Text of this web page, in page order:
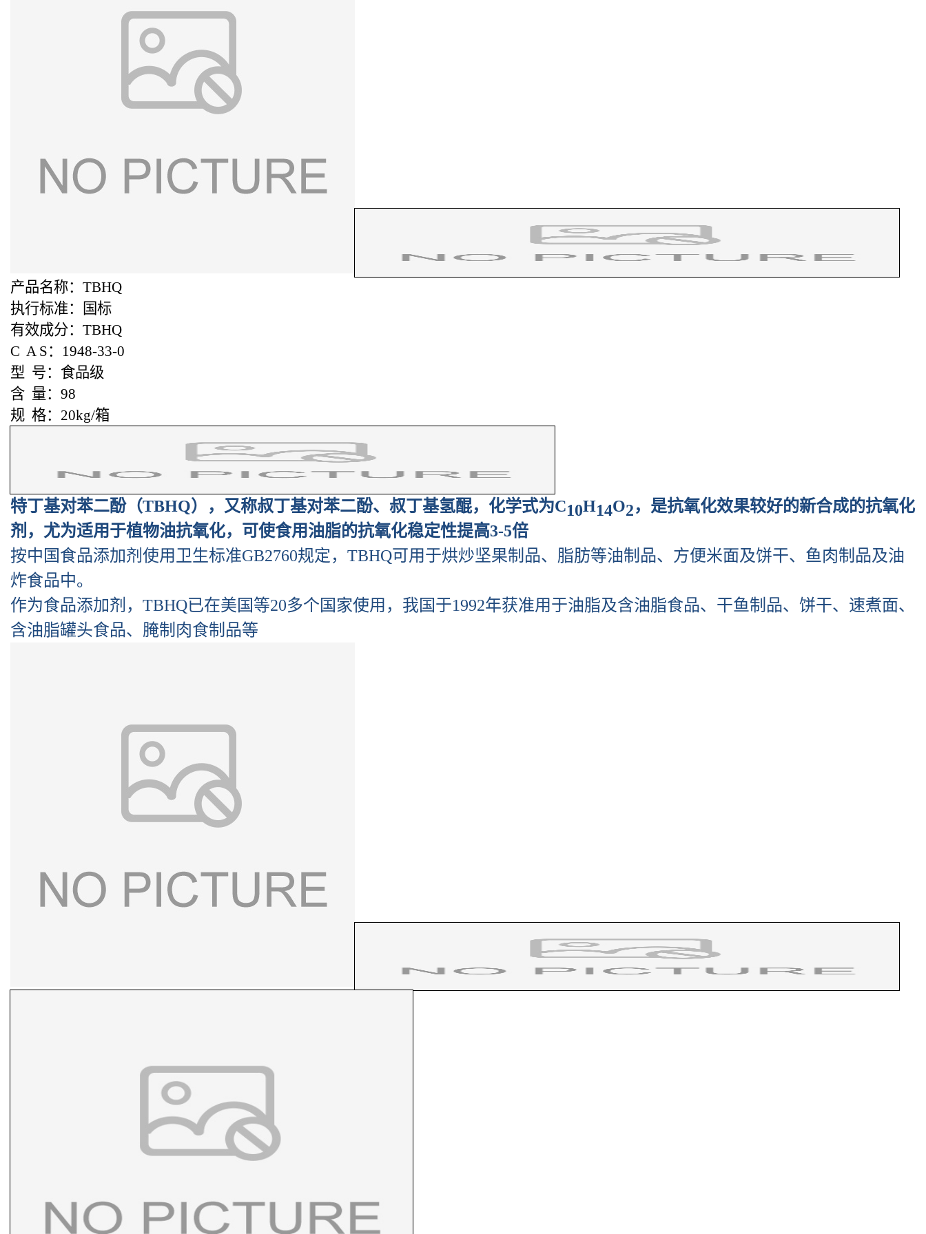
产品名称：TBHQ
执行标准：国标
有效成分：TBHQ
C A S：1948-33-0
型 号：食品级
含 量：98
规 格：20kg/箱
特丁基对苯二酚（TBHQ），又称叔丁基对苯二酚、叔丁基氢醌，化学式为C10H14O2，是抗氧化效果较好的新合成的抗氧化
剂，尤为适用于植物油抗氧化，可使食用油脂的抗氧化稳定性提高3-5倍
按中国食品添加剂使用卫生标准GB2760规定，TBHQ可用于烘炒坚果制品、脂肪等油制品、方便米面及饼干、鱼肉制品及油
炸食品中。
作为食品添加剂，TBHQ已在美国等20多个国家使用，我国于1992年获准用于油脂及含油脂食品、干鱼制品、饼干、速煮面、
含油脂罐头食品、腌制肉食制品等